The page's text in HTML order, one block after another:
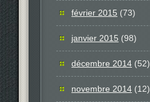
février 2015 (73)
janvier 2015 (98)
décembre 2014 (52)
novembre 2014 (12)